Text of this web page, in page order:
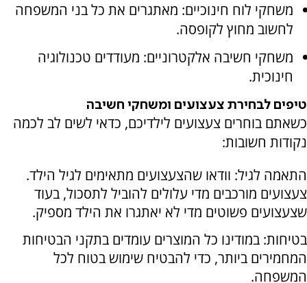
משחקי לוח חינוכיים: מאתגרים את כל בני המשפחה
לחשוב מחוץ לקופסה.
משחקי חשיבה אלקטרוניים: מעודדים טכנולוגיה
חינוכית.
טיפים לבחירת צעצועים ומשחקי חשיבה
כשאתם בוחרים צעצועים לילדיכם, כדאי לשים לב לכמה
נקודות חשובות:
התאמה לגיל: וודאו שהצעצועים מתאימים לגיל הילד.
צעצועים מורכבים מדי עלולים להוביל לתסכול, בעוד
שצעצועים פשוטים מדי לא יאתגרו את הילד מספיק.
בטיחות: במודינו כל המוצרים עומדים בתקני הבטיחות
המחמירים ביותר, כדי להבטיח שימוש בטוח לכל
המשפחה.